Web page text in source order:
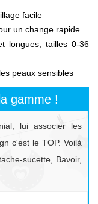
facile
un change rapide
longues, tailles 0-36
peaux sensibles
gamme !
lui associer les
c'est le TOP. Voilà
sucette, Bavoir,